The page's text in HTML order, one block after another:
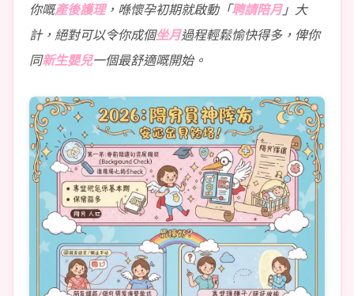
你嘅產後護理，喺懷孕初期就啟動「聘請陪月」大
計，絕對可以令你成個坐月過程輕鬆愉快得多，俾你
同新生嬰兒一個最舒適嘅開始。